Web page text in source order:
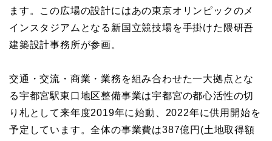
ます。この広場の設計にはあの東京オリンピックのメ
インスタジアムとなる新国立競技場を手掛けた隈研吾
建築設計事務所が参画。
交通・交流・商業・業務を組み合わせた一大拠点とな
る宇都宮駅東口地区整備事業は宇都宮の都心活性の切
り札として来年度2019年に始動、2022年に供用開始を
予定しています。全体の事業費は387億円(土地取得額